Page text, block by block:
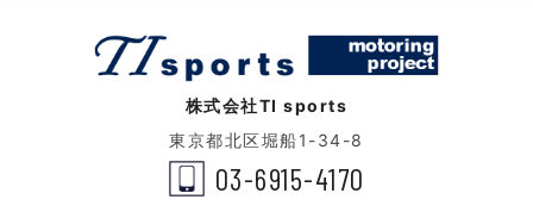
株式会社TI sports
東京都北区堀船1-34-8
03-6915-4170